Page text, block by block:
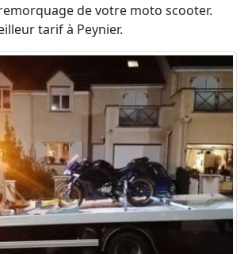
de votre moto scooter.
tarif à Peynier.